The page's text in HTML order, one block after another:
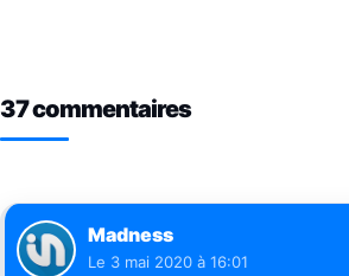
37 commentaires
Madness
Le 3 mai 2020 à 16:01